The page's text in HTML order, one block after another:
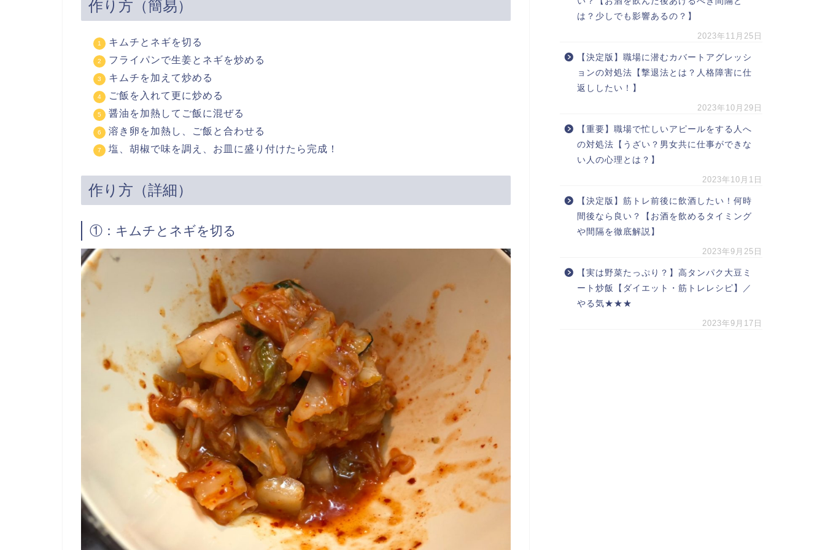
作り方（簡易）
キムチとネギを切る
フライパンで生姜とネギを炒める
キムチを加えて炒める
ご飯を入れて更に炒める
醤油を加熱してご飯に混ぜる
溶き卵を加熱し、ご飯と合わせる
塩、胡椒で味を調え、お皿に盛り付けたら完成！
作り方（詳細）
①：キムチとネギを切る
は？少しでも影響あるの？】
2023年11月25日
【決定版】職場に潜むカバートアグレッシ
ョンの対処法【撃退法とは？人格障害に仕
返ししたい！】
2023年10月29日
【重要】職場で忙しいアピールをする人へ
の対処法【うざい？男女共に仕事ができな
い人の心理とは？】
2023年10月1日
【決定版】筋トレ前後に飲酒したい！何時
間後なら良い？【お酒を飲めるタイミング
や間隔を徹底解説】
2023年9月25日
【実は野菜たっぷり？】高タンパク大豆ミ
ート炒飯【ダイエット・筋トレレシピ】／
やる気★★★
2023年9月17日